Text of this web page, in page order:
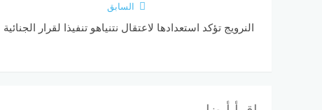
السابق
النرويج تؤكد استعدادها لاعتقال نتنياهو تنفيذا لقرار الجنائية